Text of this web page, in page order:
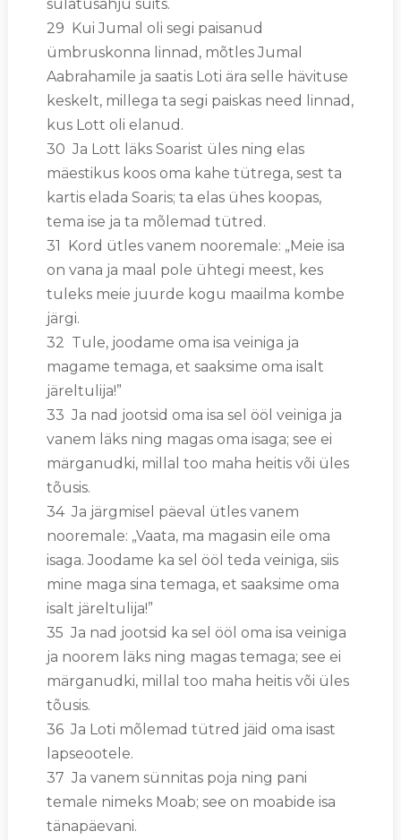
sulatusahju suits.
29 Kui Jumal oli segi paisanud
ümbruskonna linnad, mõtles Jumal
Aabrahamile ja saatis Loti ära selle hävituse
keskelt, millega ta segi paiskas need linnad,
kus Lott oli elanud.
30 Ja Lott läks Soarist üles ning elas
mäestikus koos oma kahe tütrega, sest ta
kartis elada Soaris; ta elas ühes koopas,
tema ise ja ta mõlemad tütred.
31 Kord ütles vanem nooremale: „Meie isa
on vana ja maal pole ühtegi meest, kes
tuleks meie juurde kogu maailma kombe
järgi.
32 Tule, joodame oma isa veiniga ja
magame temaga, et saaksime oma isalt
järeltulija!”
33 Ja nad jootsid oma isa sel ööl veiniga ja
vanem läks ning magas oma isaga; see ei
märganudki, millal too maha heitis või üles
tõusis.
34 Ja järgmisel päeval ütles vanem
nooremale: „Vaata, ma magasin eile oma
isaga. Joodame ka sel ööl teda veiniga, siis
mine maga sina temaga, et saaksime oma
isalt järeltulija!”
35 Ja nad jootsid ka sel ööl oma isa veiniga
ja noorem läks ning magas temaga; see ei
märganudki, millal too maha heitis või üles
tõusis.
36 Ja Loti mõlemad tütred jäid oma isast
lapseootele.
37 Ja vanem sünnitas poja ning pani
temale nimeks Moab; see on moabide isa
tänapäevani.